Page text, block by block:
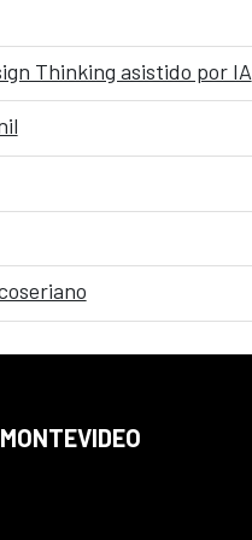
Thinking asistido por IA